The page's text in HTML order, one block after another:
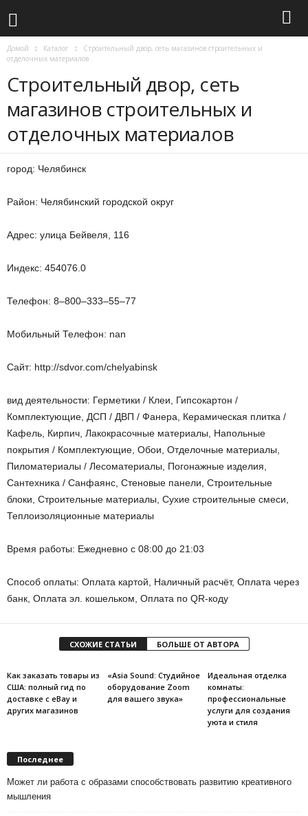
Домой Каталог
Строительный двор, сеть магазинов строительных и
отделочных материалов
Строительный двор, сеть
магазинов строительных и
отделочных материалов
город: Челябинск
Район: Челябинский городской округ
Адрес: улица Бейвеля, 116
Индекс: 454076.0
Телефон: 8‒800‒333‒55‒77
Мобильный Телефон: nan
Сайт: http://sdvor.com/chelyabinsk
вид деятельности: Герметики / Клеи, Гипсокартон /
Комплектующие, ДСП / ДВП / Фанера, Керамическая плитка /
Кафель, Кирпич, Лакокрасочные материалы, Напольные
покрытия / Комплектующие, Обои, Отделочные материалы,
Пиломатериалы / Лесоматериалы, Погонажные изделия,
Сантехника / Санфаянс, Стеновые панели, Строительные
блоки, Строительные материалы, Сухие строительные смеси,
Теплоизоляционные материалы
Время работы: Ежедневно с 08:00 до 21:03
Способ оплаты: Оплата картой, Наличный расчёт, Оплата через
банк, Оплата эл. кошельком, Оплата по QR-коду
СХОЖИЕ СТАТЬИ БОЛЬШЕ ОТ АВТОРА
Как заказать товары из
США: полный гид по
доставке с eBay и
других магазинов
«Asia Sound: Студийное
оборудование Zoom
для вашего звука»
Идеальная отделка
комнаты:
профессиональные
услуги для создания
уюта и стиля
Последнее
Может ли работа с образами способствовать развитию креативного
мышления